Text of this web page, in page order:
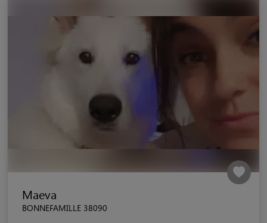
Maeva
BONNEFAMILLE 38090